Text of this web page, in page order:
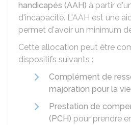
handicapés (AAH) à partir
d'incapacité. L'AAH est une
permet d'avoir un minimum
Cette allocation peut être
dispositifs suivants :
Complément de
majoration pour la
Prestation de
(PCH) pour prendre